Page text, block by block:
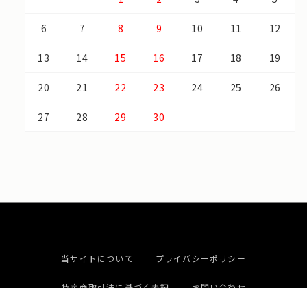
6 7 8 9 10 11 12
13 14 15 16 17 18 19
20 21 22 23 24 25 26
27 28 29 30
当サイトについて プライバシーポリシー